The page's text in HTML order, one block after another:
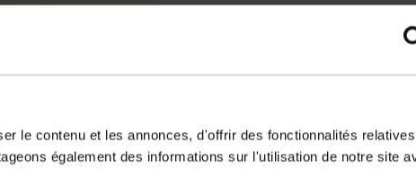
le contenu et les annonces, d'offrir des fonctionnalités
également des informations sur l'utilisation de notre site